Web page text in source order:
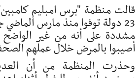
23 دولة توفوا منذ مارس
مشددة على أنه من غير الواضح
أصيبوا بالمرض خلال عملهم
وحذرت المنظمة من أن